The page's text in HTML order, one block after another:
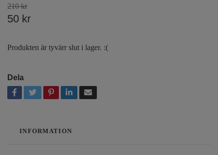
210 kr
50 kr
Produkten är tyvärr slut i lager. :(
Dela
INFORMATION